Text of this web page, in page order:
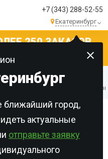
+7 (343) 288-52-55
Екатеринбург
ближайший город,
актуальные
отправьте заявку
250 ЗАКАЗОВ
Средства от
для обработки
участка